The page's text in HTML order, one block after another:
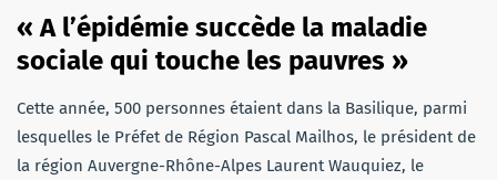
« A l’épidémie succède la maladie
sociale qui touche les pauvres »
Cette année, 500 personnes étaient dans la Basilique, parmi
lesquelles le Préfet de Région Pascal Mailhos, le président de
la région Auvergne-Rhône-Alpes Laurent Wauquiez, le